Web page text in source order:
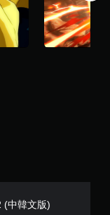
(中韓文版)